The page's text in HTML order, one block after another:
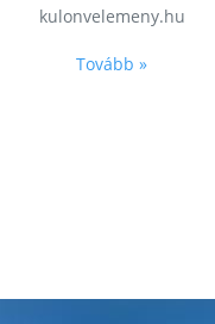
kulonvelemeny.hu
Tovább »